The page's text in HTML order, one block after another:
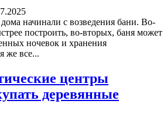
начинали с возведения бани. Во-
построить, во-вторых, баня может
ночевок и хранения
же все...
центры
деревянные